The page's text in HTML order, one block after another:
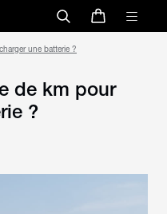
une batterie ?
de km pour
?